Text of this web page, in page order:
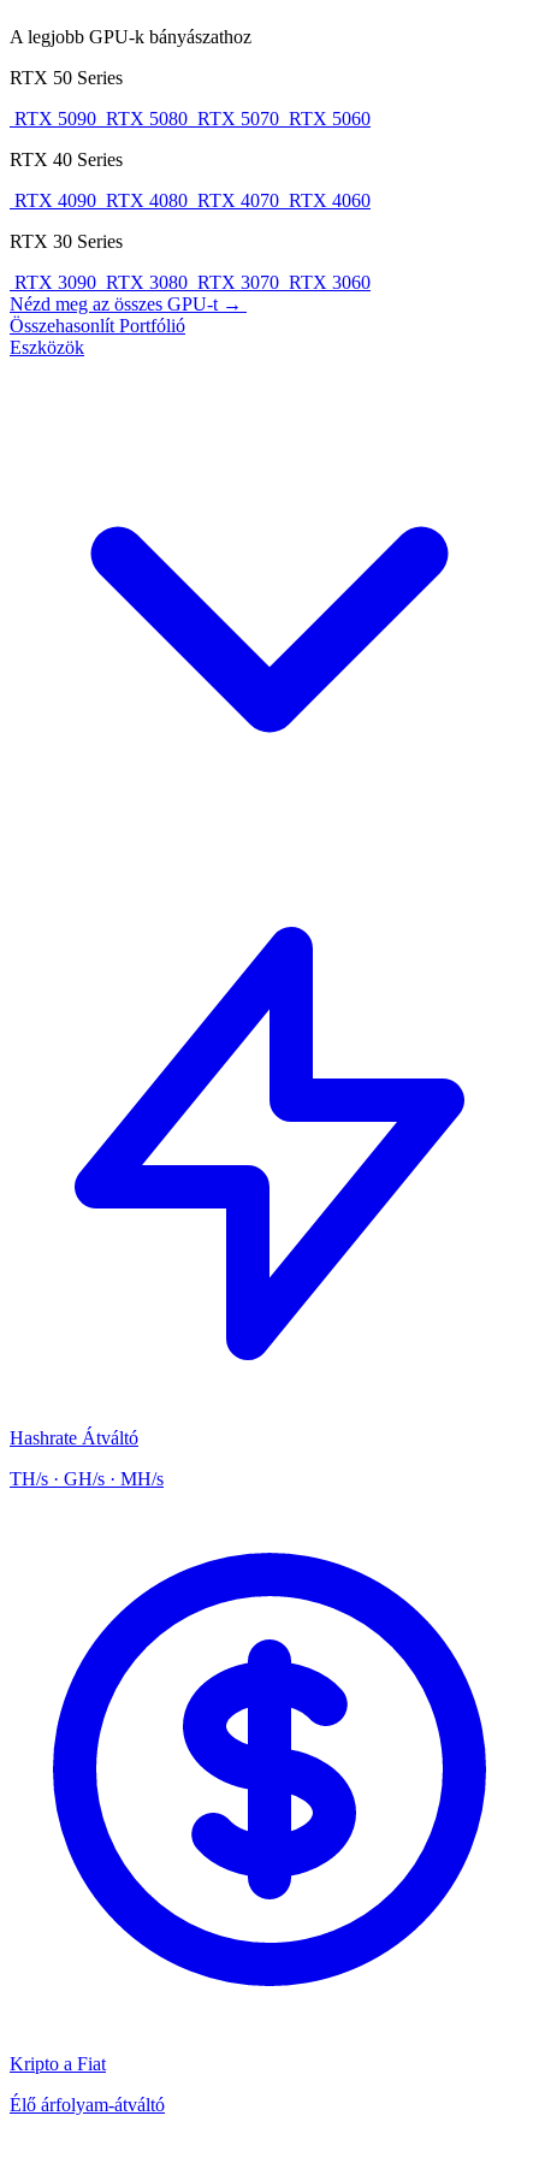
A legjobb GPU-k bányászathoz
RTX 50 Series
RTX 5090 RTX 5080 RTX 5070 RTX 5060
RTX 40 Series
RTX 4090 RTX 4080 RTX 4070 RTX 4060
RTX 30 Series
RTX 3090 RTX 3080 RTX 3070 RTX 3060
Nézd meg az összes GPU-t →
Összehasonlít Portfólió
Eszközök
Hashrate Átváltó
TH/s · GH/s · MH/s
Kripto a Fiat
Élő árfolyam-átváltó